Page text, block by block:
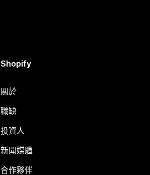
Shopify
關於
職缺
投資人
新聞媒體
合作夥伴